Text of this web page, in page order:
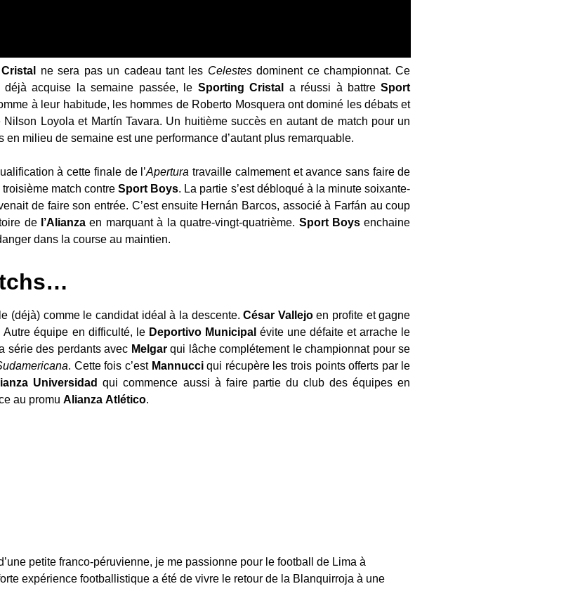
Cristal ne sera pas un cadeau tant les Celestesdominent ce championnat. Ce
acquise la semaine passée, le Sporting Cristal a réussi à battreSport
à leur habitude, les hommes de Roberto Mosquera ont dominé les débats et
Loyola et Martín Tavara. Un huitième succès en autant de match pour un
milieu de semaine est une performance d’autant plus remarquable.
à cette finale de l’Apertura travaille calmement et avance sans faire de
match contre Sport Boys. La partie s’est débloqué à la minute soixante-
de faire son entrée. C’est ensuite Hernán Barcos, associé à Farfán au coup
de l’Alianza en marquant à la quatre-vingt-quatrième. Sport Boys enchaine
dans la course au maintien.
(déjà) comme le candidat idéal à la descente.César Vallejoen profite et gagne
équipe en difficulté, le Deportivo Municipal évite une défaite et arrache le
série des perdants avec Melgarqui lâche complétement le championnat pour se
. Cette fois c’est Mannucciqui récupère les trois points offerts par le
Universidad qui commence aussi à faire partie du club des équipes en
au promu Alianza Atlético.
petite franco-péruvienne, je me passionne pour le football de Lima à
expérience footballistique a été de vivre le retour de la Blanquirroja à une